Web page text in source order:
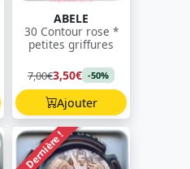
ABELE
30 Contour rose *
petites griffures
7,00€3,50€ -50%
Ajouter
Dernière !